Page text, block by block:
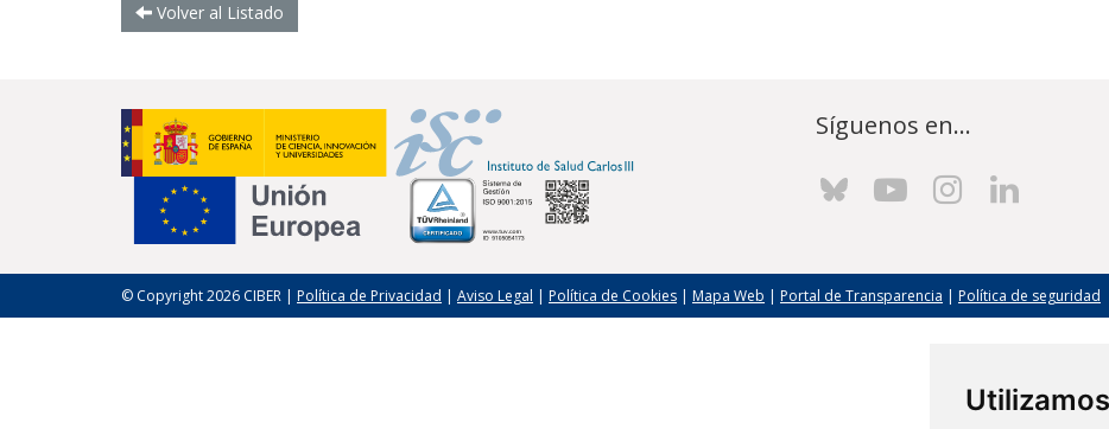
Volver al Listado
Síguenos en...
© Copyright 2026 CIBER | Política de Privacidad | Aviso Legal | Política de Cookies | Mapa Web | Portal de Transparencia | Política de seguridad